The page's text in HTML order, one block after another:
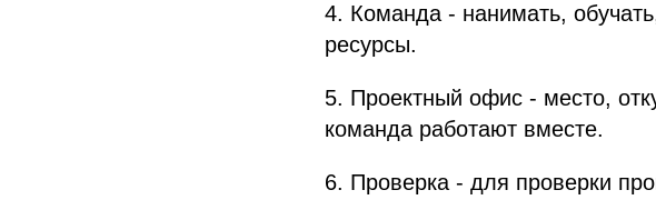
4. Команда - нанимать,
ресурсы.
5. Проектный офис - место,
команда работают вместе.
6. Проверка - для проверки